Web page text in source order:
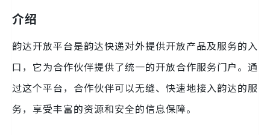
介绍
韵达开放平台是韵达快递对外提供开放产品及服务的入
口，它为合作伙伴提供了统一的开放合作服务门户。通
过这个平台，合作伙伴可以无缝、快速地接入韵达的服
务，享受丰富的资源和安全的信息保障。